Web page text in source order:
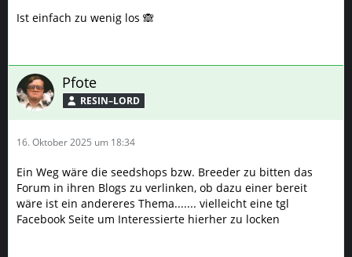
Ist einfach zu wenig los 🙈
Pfote
RESIN–LORD
16. Oktober 2025 um 18:34
Ein Weg wäre die seedshops bzw. Breeder zu bitten das
Forum in ihren Blogs zu verlinken, ob dazu einer bereit
wäre ist ein andereres Thema....... vielleicht eine tgl
Facebook Seite um Interessierte hierher zu locken